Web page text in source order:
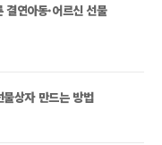
결연아동·어르신 선물
상자 만드는 방법